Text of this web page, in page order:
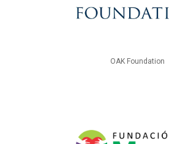
OAK Foundation